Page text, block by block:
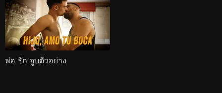
พ่อ รัก จูบตัวอย่าง